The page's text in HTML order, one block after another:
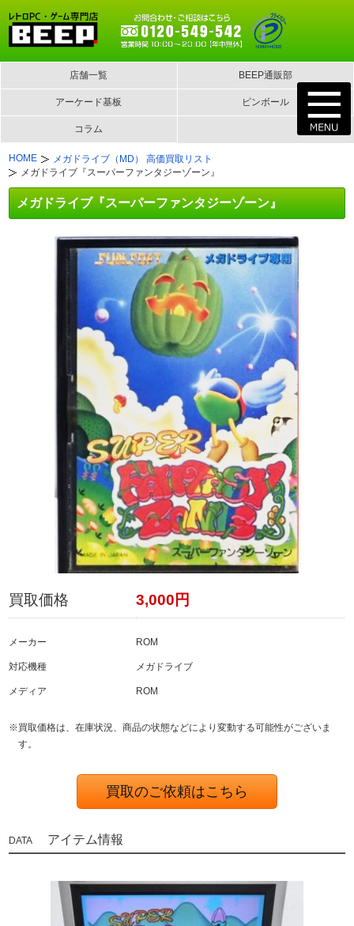
店舗一覧 BEEP通販部
アーケード基板 ピンボール
コラム
HOME
メガドライブ（MD） 高価買取リスト
メガドライブ『スーパーファンタジーゾーン』
メガドライブ『スーパーファンタジーゾーン』
買取価格 3,000円
メーカー ROM
対応機種 メガドライブ
メディア ROM
※買取価格は、在庫状況、商品の状態などにより変動する可能性がございま
す。
買取のご依頼はこちら
アイテム情報